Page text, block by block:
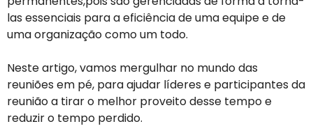
las essenciais para a eficiência de uma equipe e de
uma organização como um todo.
Neste artigo, vamos mergulhar no mundo das
reuniões em pé, para ajudar líderes e participantes da
reunião a tirar o melhor proveito desse tempo e
reduzir o tempo perdido.